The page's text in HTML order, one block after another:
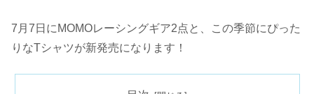
7月7日にMOMOレーシングギア2点と、この季節にぴった
りなTシャツが新発売になります！